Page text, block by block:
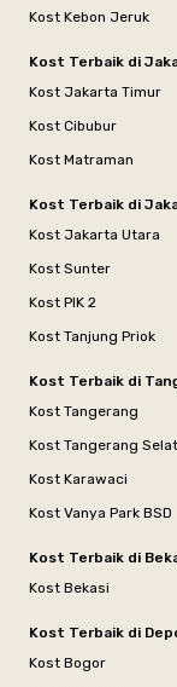
Kost Kebon Jeruk
Kost Terbaik di
Kost Jakarta Timur
Kost Cibubur
Kost Matraman
Kost Terbaik di
Kost Jakarta Utara
Kost Sunter
Kost PIK 2
Kost Tanjung Priok
Kost Terbaik di
Kost Tangerang
Kost Tangerang
Kost Karawaci
Kost Vanya Park BSD
Kost Terbaik di
Kost Bekasi
Kost Terbaik di
Kost Bogor